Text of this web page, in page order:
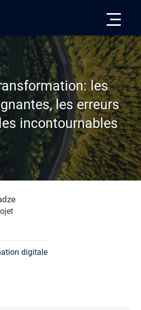
les
les erreurs
incontournables
digitale